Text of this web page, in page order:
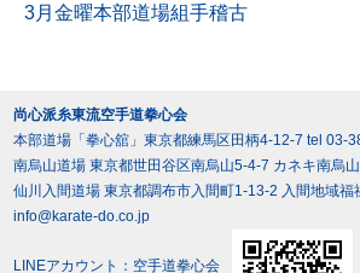
3月金曜本部道場組手稽古
尚心派糸東流空手道拳心会
本部道場「拳心舘」東京都練馬区田柄4-12-7 tel 03-
南烏山道場 東京都世田谷区南烏山5-4-7 カネキ南烏
仙川入間道場 東京都調布市入間町1-13-2 入間地域福
info@karate-do.co.jp
LINEアカウント：空手道拳心会